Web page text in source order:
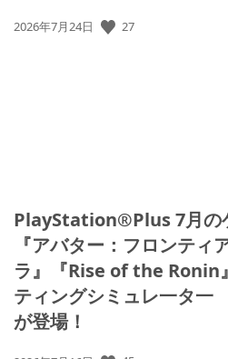
公
2026年7月24日 27
PlayStation®Plus 7月の
『アバター：フロンティ
ラ』『Rise of the Ronin
ティングシミュレ一タ
が登場！